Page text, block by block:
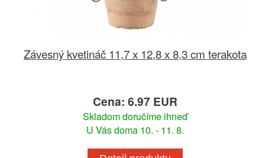
Závesný kvetináč 11,7 x 12,8 x 8,3 cm terakota
Cena: 6.97 EUR
Skladom doručíme ihneď
U Vás doma 10. - 11. 8.